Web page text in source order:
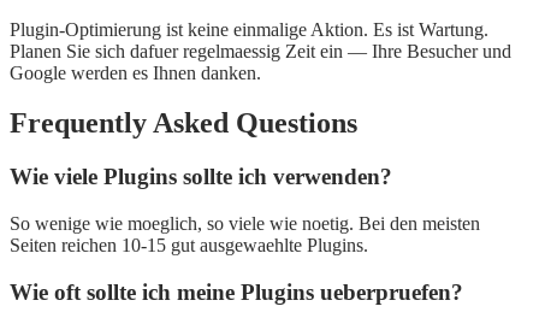
Plugin-Optimierung ist keine einmalige Aktion. Es ist Wartung.
Planen Sie sich dafuer regelmaessig Zeit ein — Ihre Besucher und
Google werden es Ihnen danken.
Frequently Asked Questions
Wie viele Plugins sollte ich verwenden?
So wenige wie moeglich, so viele wie noetig. Bei den meisten
Seiten reichen 10-15 gut ausgewaehlte Plugins.
Wie oft sollte ich meine Plugins ueberpruefen?